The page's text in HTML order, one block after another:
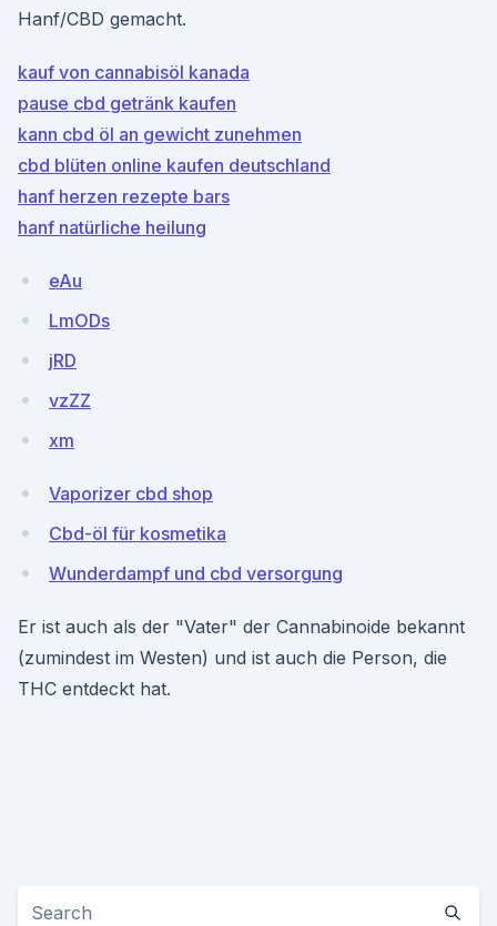
Hanf/CBD gemacht.
kauf von cannabisöl kanada
pause cbd getränk kaufen
kann cbd öl an gewicht zunehmen
cbd blüten online kaufen deutschland
hanf herzen rezepte bars
hanf natürliche heilung
eAu
LmODs
jRD
vzZZ
xm
Vaporizer cbd shop
Cbd-öl für kosmetika
Wunderdampf und cbd versorgung
Er ist auch als der "Vater" der Cannabinoide bekannt
(zumindest im Westen) und ist auch die Person, die
THC entdeckt hat.